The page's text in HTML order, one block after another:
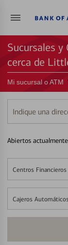
Sucursales
cerca de
Mi sucursal o ATM
Indique
una
Abiertos actualmente
Centros Financieros
Cajeros